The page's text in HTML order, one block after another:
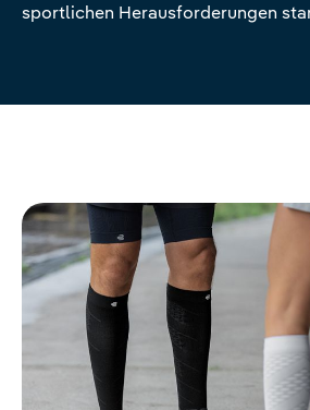
sportlichen Herausforderungen